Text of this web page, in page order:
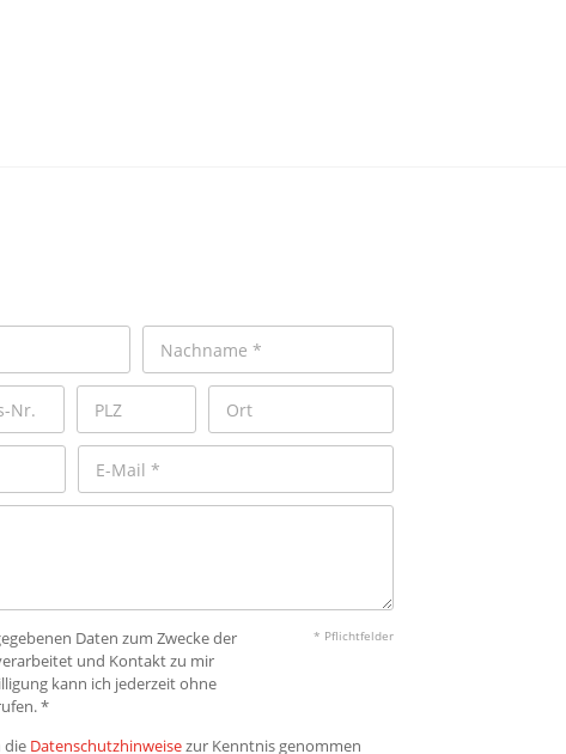
Daten zum Zwecke der
und Kontakt zu mir
kann ich jederzeit ohne
*
* Pflichtfelder
die Datenschutzhinweisezur Kenntnis genommen